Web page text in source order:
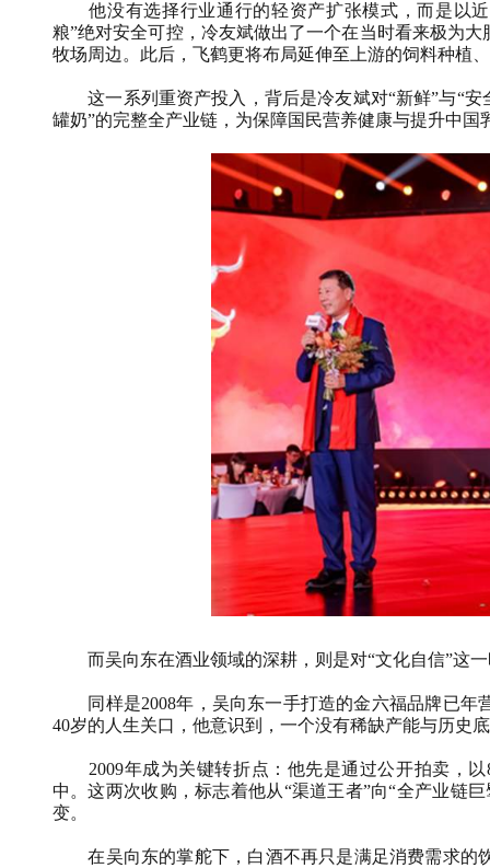
他没有选择行业通行的轻资产扩张模式，而是以
粮”绝对安全可控，冷友斌做出了一个在当时看来极为
牧场周边。此后，飞鹤更将布局延伸至上游的饲料种植
这一系列重资产投入，背后是冷友斌对“新鲜”与“
罐奶”的完整全产业链，为保障国民营养健康与提升中
而吴向东在酒业领域的深耕，则是对“文化自信”这
同样是2008年，吴向东一手打造的金六福品牌已年
40岁的人生关口，他意识到，一个没有稀缺产能与历史
2009年成为关键转折点：他先是通过公开拍卖，以
中。这两次收购，标志着他从“渠道王者”向“全产业链
变。
在吴向东的掌舵下，白酒不再只是满足消费需求